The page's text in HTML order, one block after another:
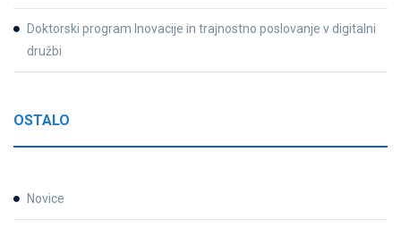
Doktorski program Inovacije in trajnostno poslovanje v digitalni
družbi
OSTALO
Novice